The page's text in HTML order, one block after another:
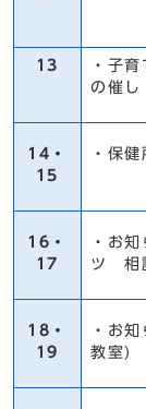
13
・子
の催し
14・
15
・保
16・
17
・お
ツ 相
18・
19
・お
教室)